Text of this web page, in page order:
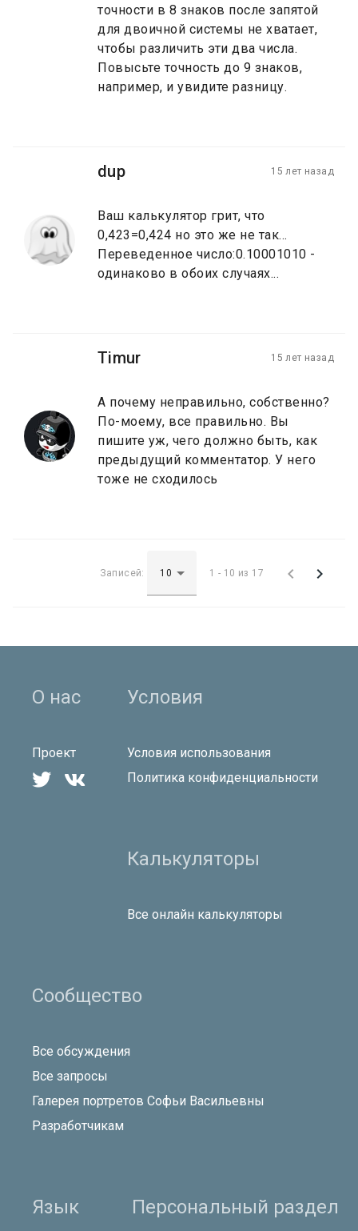
точности в 8 знаков после запятой
для двоичной системы не хватает,
чтобы различить эти два числа.
Повысьте точность до 9 знаков,
например, и увидите разницу.
dup 15 лет назад
Ваш калькулятор грит, что
0,423=0,424 но это же не так...
Переведенное число:0.10001010 -
одинаково в обоих случаях...
Timur 15 лет назад
А почему неправильно, собственно?
По-моему, все правильно. Вы
пишите уж, чего должно быть, как
предыдущий комментатор. У него
тоже не сходилось
Записей: 1 - 10 из 17  
О нас
Проект
 
Условия
Условия использования
Политика конфиденциальности
Калькуляторы
Все онлайн калькуляторы
Сообщество
Все обсуждения
Все запросы
Галерея портретов Софьи Васильевны
Разработчикам
Язык Персональный раздел